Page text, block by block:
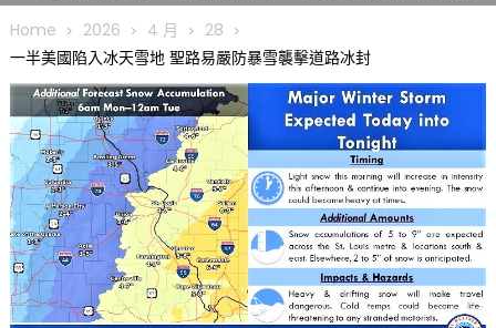
圆满举行
圣路易龙舟俱乐部5月16日龙舟体验日 邀请各界亲身体验划行乐
趣 + 水上竞速魅力
三十二载跨越时空的相逢
执掌密苏里植物园近四十年 致力推动全球植物多样性研究与中美
合作 Peter Raven 博士逝世 享年89岁
一晃三十年，初夏又相逢。中华日，等你来赴约 —— 密苏里植物
园“中华日三十周年特别报道（五）
筝声与琴韵交汇：刘励(Li Statler)与钢琴家Darek演绎一场古筝
与钢琴的精彩对话
Home 2026 4 月
28
一半美國陷入冰天雪地 聖路易嚴防暴雪襲擊道路冰封